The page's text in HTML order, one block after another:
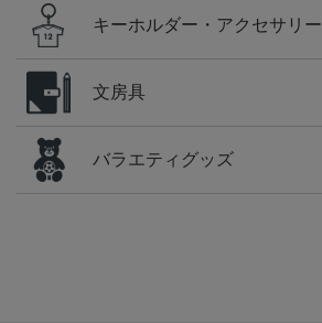
キーホルダー・アクセサリー
文房具
バラエティグッズ